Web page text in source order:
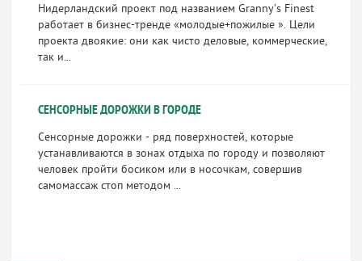
Нидерландский проект под названием Granny’s Finest
работает в бизнес-тренде «молодые+пожилые ». Цели
проекта двоякие: они как чисто деловые, коммерческие,
так и...
СЕНСОРНЫЕ ДОРОЖКИ В ГОРОДЕ
Сенсорные дорожки - ряд поверхностей, которые
устанавливаются в зонах отдыха по городу и позволяют
человек пройти босиком или в носочкам, совершив
самомассаж стоп методом ...